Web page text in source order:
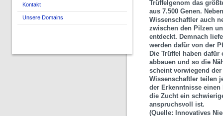
Kontakt
Unsere Domains
Trüffelgenom das
aus 7.500 Genen.
Wissenschaftler auch
zwischen den Pilzen
entdeckt. Demnach
werden dafür von der
Die Trüffel haben
abbauen und so die
scheint vorwiegend
Wissenschaftler teilen
der Erkenntnisse
die Zucht ein
anspruchsvoll ist.
(Quelle: Innovatives